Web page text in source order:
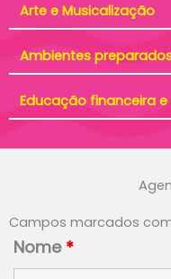
Arte e Musicalização
Ambientes
Educação financeira
Campos marcados
Nome *